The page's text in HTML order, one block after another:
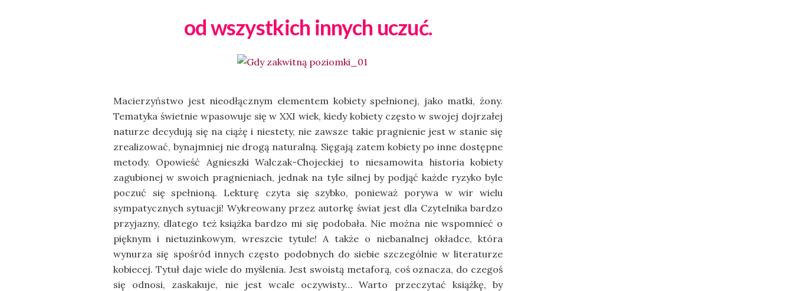
od wszystkich innych uczuć.
Macierzyństwo jest nieodłącznym elementem kobiety spełnionej, jako matki, żony.
Tematyka świetnie wpasowuje się w XXI wiek, kiedy kobiety często w swojej dojrzałej
naturze decydują się na ciążę i niestety, nie zawsze takie pragnienie jest w stanie się
zrealizować, bynajmniej nie drogą naturalną. Sięgają zatem kobiety po inne dostępne
metody. Opowieść Agnieszki Walczak-Chojeckiej to niesamowita historia kobiety
zagubionej w swoich pragnieniach, jednak na tyle silnej by podjąć każde ryzyko byle
poczuć się spełnioną. Lekturę czyta się szybko, ponieważ porywa w wir wielu
sympatycznych sytuacji! Wykreowany przez autorkę świat jest dla Czytelnika bardzo
przyjazny, dlatego też książka bardzo mi się podobała. Nie można nie wspomnieć o
pięknym i nietuzinkowym, wreszcie tytule! A także o niebanalnej okładce, która
wynurza się spośród innych często podobnych do siebie szczególnie w literaturze
kobiecej. Tytuł daje wiele do myślenia. Jest swoistą metaforą, coś oznacza, do czegoś
się odnosi, zaskakuje, nie jest wcale oczywisty… Warto przeczytać książkę, by